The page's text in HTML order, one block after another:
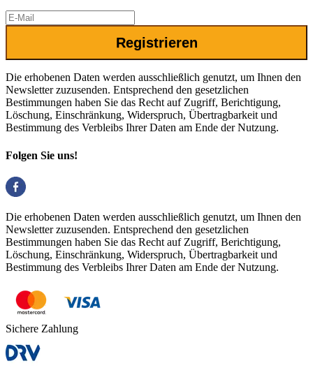
Registrieren
Die erhobenen Daten werden ausschließlich genutzt, um Ihnen den
Newsletter zuzusenden. Entsprechend den gesetzlichen
Bestimmungen haben Sie das Recht auf Zugriff, Berichtigung,
Löschung, Einschränkung, Widerspruch, Übertragbarkeit und
Bestimmung des Verbleibs Ihrer Daten am Ende der Nutzung.
Folgen Sie uns!
Die erhobenen Daten werden ausschließlich genutzt, um Ihnen den
Newsletter zuzusenden. Entsprechend den gesetzlichen
Bestimmungen haben Sie das Recht auf Zugriff, Berichtigung,
Löschung, Einschränkung, Widerspruch, Übertragbarkeit und
Bestimmung des Verbleibs Ihrer Daten am Ende der Nutzung.
Sichere Zahlung